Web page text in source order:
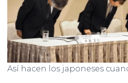
Así hacen los japoneses